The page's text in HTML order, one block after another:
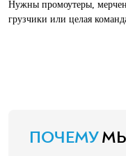
Нужны промоутеры,
грузчики или целая
ПОЧЕМУ